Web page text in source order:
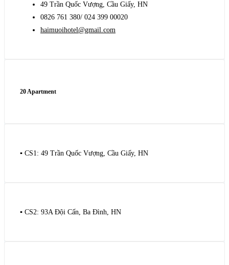
49 Trần Quốc Vượng, Cầu Giấy, HN
0826 761 380/ 024 399 00020
haimuoihotel@gmail.com
20 Apartment
▪️ CS1: 49 Trần Quốc Vượng, Cầu Giấy, HN
▪️ CS2: 93A Đội Cấn, Ba Đình, HN